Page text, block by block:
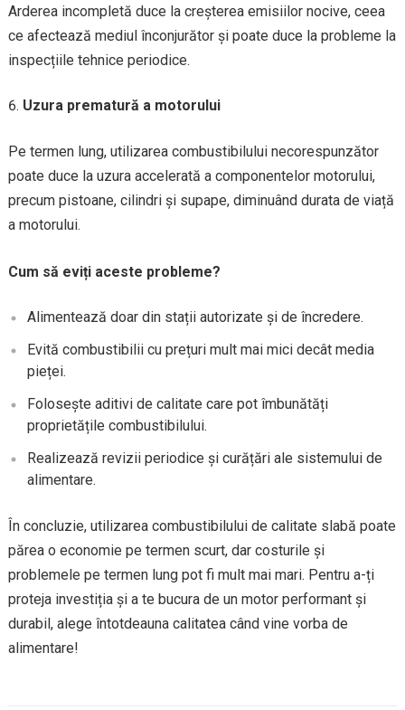
Arderea incompletă duce la creșterea emisiilor nocive, ceea
ce afectează mediul înconjurător și poate duce la probleme la
inspecțiile tehnice periodice.
Uzura prematură a motorului
Pe termen lung, utilizarea combustibilului necorespunzător
poate duce la uzura accelerată a componentelor motorului,
precum pistoane, cilindri și supape, diminuând durata de viață
a motorului.
Cum să eviți aceste probleme?
Alimentează doar din stații autorizate și de încredere.
Evită combustibilii cu prețuri mult mai mici decât media
pieței.
Folosește aditivi de calitate care pot îmbunătăți
proprietățile combustibilului.
Realizează revizii periodice și curățări ale sistemului de
alimentare.
În concluzie, utilizarea combustibilului de calitate slabă poate
părea o economie pe termen scurt, dar costurile și
problemele pe termen lung pot fi mult mai mari. Pentru a-ți
proteja investiția și a te bucura de un motor performant și
durabil, alege întotdeauna calitatea când vine vorba de
alimentare!